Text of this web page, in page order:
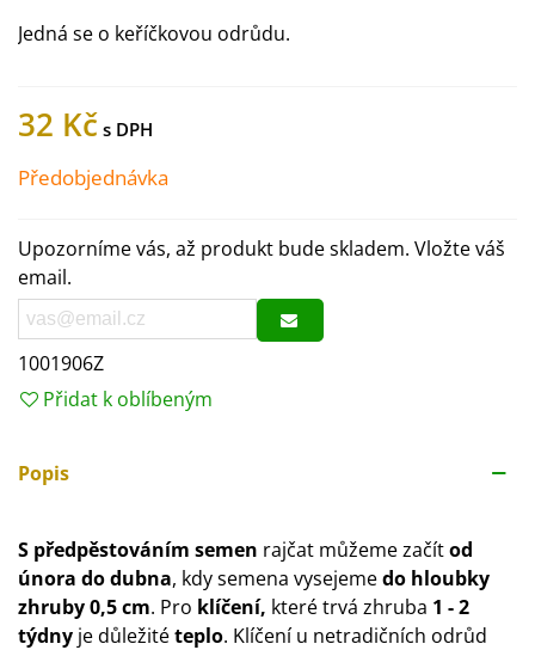
Jedná se o keříčkovou odrůdu.
32 Kč
Předobjednávka
Upozorníme vás, až produkt bude skladem. Vložte váš
email.
1001906Z
Přidat k oblíbeným
Popis
S předpěstováním semen rajčat můžeme začítod
února do dubna, kdy semena vysejemedo hloubky
zhruby 0,5 cm. Pro klíčení, které trvá zhruba 1 - 2
týdny je důležitéteplo. Klíčení u netradičních odrůd